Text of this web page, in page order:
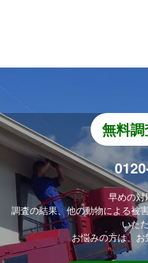
無料調
早めの対
調査の結果、他の動物による被
いた
お悩みの方は、